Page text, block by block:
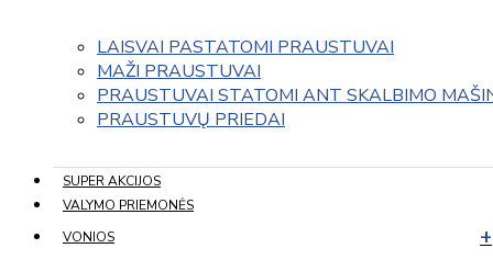
LAISVAI PASTATOMI PRAUSTUVAI
MAŽI PRAUSTUVAI
PRAUSTUVAI STATOMI ANT SKALBIMO
PRAUSTUVŲ PRIEDAI
SUPER AKCIJOS
VALYMO PRIEMONĖS
VONIOS